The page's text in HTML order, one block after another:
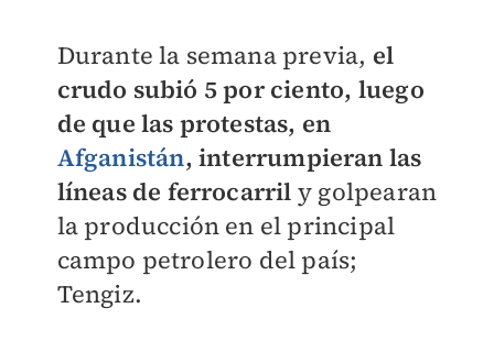
Durante la semana previa, el
crudo subió 5 por ciento, luego
de que las protestas, en
Afganistán, interrumpieran las
líneas de ferrocarril y golpearan
la producción en el principal
campo petrolero del país;
Tengiz.